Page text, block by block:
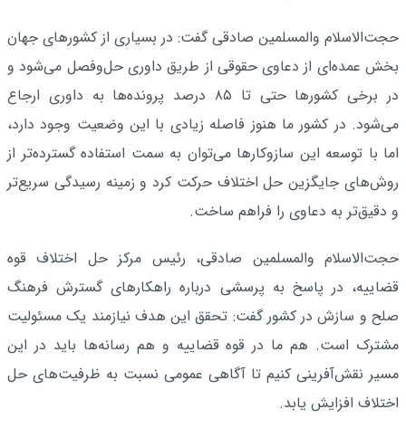
حجت‌الاسلام والمسلمین صادقی گفت: در بسیاری از کشورهای جهان
بخش عمده‌ای از دعاوی حقوقی از طریق داوری حل‌وفصل می‌شود و
در برخی کشورها حتی تا ۸۵ درصد پرونده‌ها به داوری ارجاع
می‌شود. در کشور ما هنوز فاصله زیادی با این وضعیت وجود دارد،
اما با توسعه این سازوکارها می‌توان به سمت استفاده گسترده‌تر از
روش‌های جایگزین حل اختلاف حرکت کرد و زمینه رسیدگی سریع‌تر
و دقیق‌تر به دعاوی را فراهم ساخت.
حجت‌الاسلام والمسلمین صادقی، رئیس مرکز حل اختلاف قوه
قضاییه، در پاسخ به پرسشی درباره راهکارهای گسترش فرهنگ
صلح و سازش در کشور گفت: تحقق این هدف نیازمند یک مسئولیت
مشترک است. هم ما در قوه قضاییه و هم رسانه‌ها باید در این
مسیر نقش‌آفرینی کنیم تا آگاهی عمومی نسبت به ظرفیت‌های حل
اختلاف افزایش یابد.